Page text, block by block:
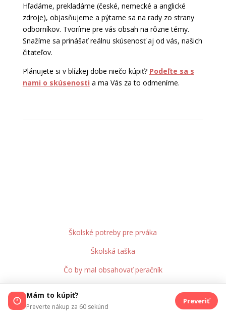
Hľadáme, prekladáme (české, nemecké a anglické
zdroje), objasňujeme a pýtame sa na rady zo strany
odborníkov. Tvoríme pre vás obsah na rôzne témy.
Snažíme sa prinášať reálnu skúsenosť aj od vás, našich
čitateľov.
Plánujete si v blízkej dobe niečo kúpiť? Podeľte sa s
nami o skúsenosti a ma Vás za to odmeníme.
Školské potreby pre prváka
Školská taška
Čo by mal obsahovať peračník
Vybavenie na výtvarnú výchovu
Mám to kúpiť?
Preverte nákup za 60 sekúnd
Preveriť